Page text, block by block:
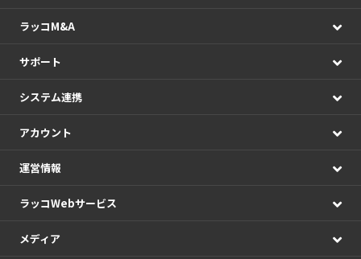
ラッコM&A
サポート
システム連携
アカウント
運営情報
ラッコWebサービス
メディア